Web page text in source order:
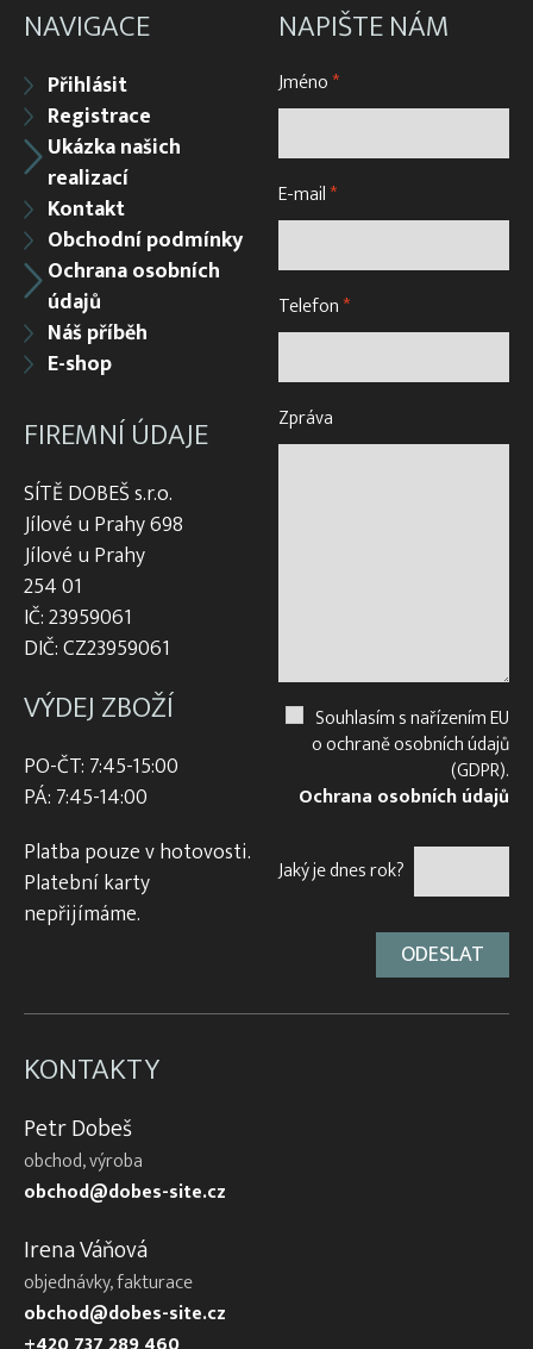
NAVIGACE
Přihlásit
Registrace
Ukázka našich
realizací
Kontakt
Obchodní podmínky
Ochrana osobních
údajů
Náš příběh
E-shop
FIREMNÍ ÚDAJE
SÍTĚ DOBEŠ s.r.o.
Jílové u Prahy 698
Jílové u Prahy
254 01
IČ: 23959061
DIČ: CZ23959061
VÝDEJ ZBOŽÍ
PO-ČT: 7:45-15:00
PÁ: 7:45-14:00
Platba pouze v hotovosti.
Platební karty
nepřijímáme.
NAPIŠTE NÁM
Jméno*
E-mail*
Telefon*
Zpráva
Souhlasím s nařízením EU
o ochraně osobních údajů
(GDPR).
Ochrana osobních údajů
Jaký je dnes rok?
KONTAKTY
Petr Dobeš
obchod, výroba
obchod@dobes-site.cz
Irena Váňová
objednávky, fakturace
obchod@dobes-site.cz